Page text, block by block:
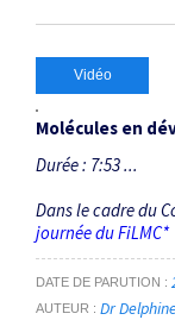
Vidéo
Molécules en
Durée : 7:53 ...
Dans le cadre du
journée du FiLMC*
DATE DE PARUTION
AUTEUR Dr